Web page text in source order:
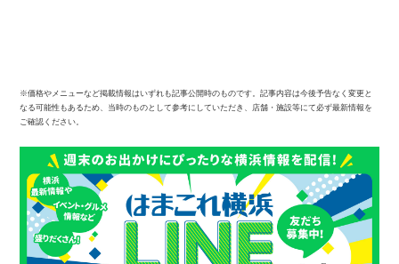
※価格やメニューなど掲載情報はいずれも記事公開時のものです。記事内容は今後予告なく変更と
なる可能性もあるため、当時のものとして参考にしていただき、店舗・施設等にて必ず最新情報を
ご確認ください。